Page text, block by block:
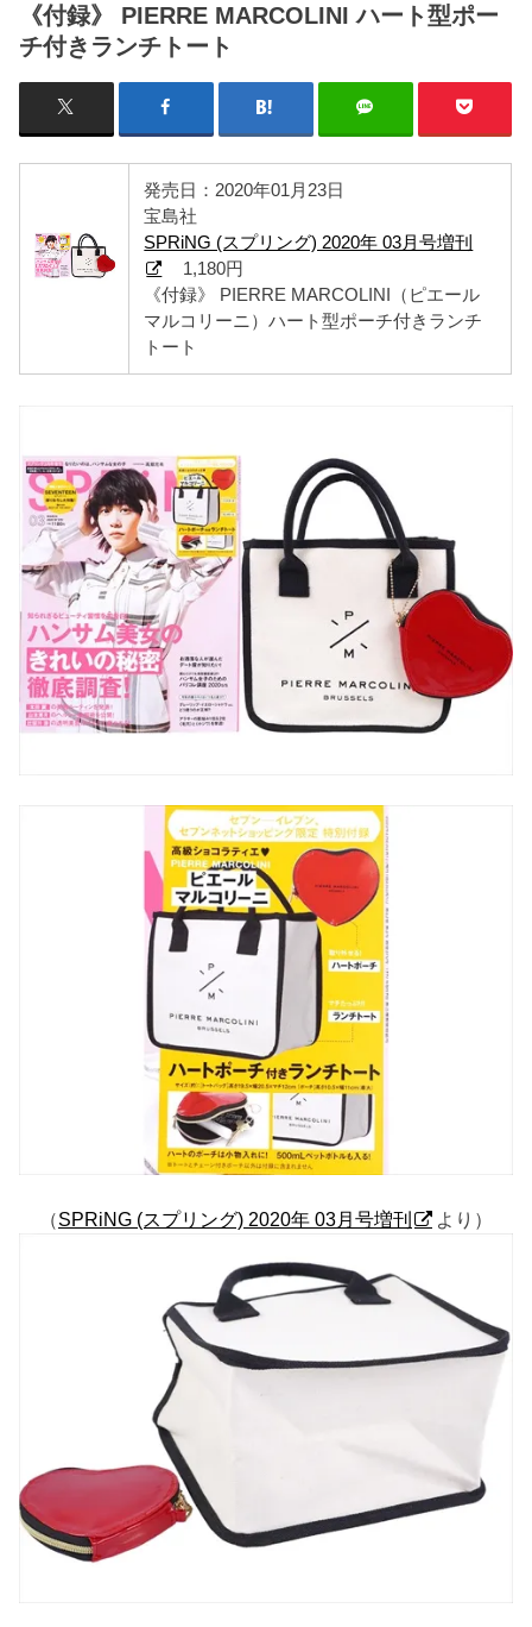
《付録》 PIERRE MARCOLINI ハート型ポー
チ付きランチトート
発売日：2020年01月23日
宝島社
SPRiNG (スプリング) 2020年 03月号増刊
1,180円
《付録》 PIERRE MARCOLINI（ピエール
マルコリーニ）ハート型ポーチ付きランチ
トート
（SPRiNG (スプリング) 2020年 03月号増刊 より）